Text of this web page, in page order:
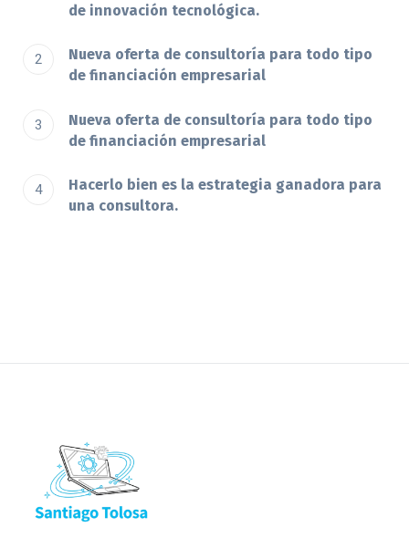
de innovación tecnológica.
Nueva oferta de consultoría para todo tipo
de financiación empresarial
Nueva oferta de consultoría para todo tipo
de financiación empresarial
Hacerlo bien es la estrategia ganadora para
una consultora.